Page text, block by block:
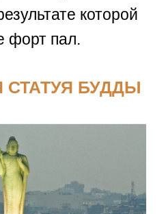
которой
форт пал.
БУДДЫ